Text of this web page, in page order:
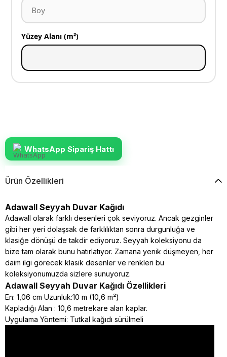
Yüzey Alanı (m²)
WhatsApp Sipariş Hattı
Ürün Özellikleri
Adawall Seyyah Duvar Kağıdı
Adawall olarak farklı desenleri çok seviyoruz. Ancak gezginler
gibi her yeri dolaşsak de farklılıktan sonra durgunluğa ve
klasiğe dönüşü de takdir ediyoruz. Seyyah koleksiyonu da
bize tam olarak bunu hatırlatıyor. Zamana yenik düşmeyen, her
daim ilgi görecek klasik desenler ve renkleri bu
koleksiyonumuzda sizlere sunuyoruz.
Adawall Seyyah Duvar Kağıdı Özellikleri
En: 1,06 cm Uzunluk:10 m (10,6 m²)
Kapladığı Alan : 10,6 metrekare alan kaplar.
Uygulama Yöntemi: Tutkal kağıdı sürülmeli